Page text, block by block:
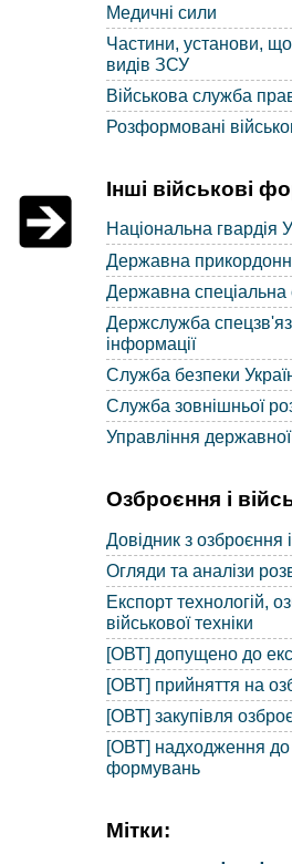
Медичні сили
Частини, установи,
видів ЗСУ
Військова служба
Розформовані
Інші військові
Національна гвардія
Державна
Державна спеціальна
Держслужба
інформації
Служба безпеки
Служба зовнішньої
Управління
Озброєння і
Довідник з озброєння
Огляди та аналізи
Експорт технологій,
військової техніки
[ОВТ] допущено до
[ОВТ] прийняття на
[ОВТ] закупівля
[ОВТ] надходження
формувань
Мітки: